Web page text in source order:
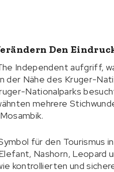
Den
Independent aufgriff,
der Nähe des Kruger-
Nationalparks
mehrere
für den Tourismus
Nashorn,
kontrollierten und